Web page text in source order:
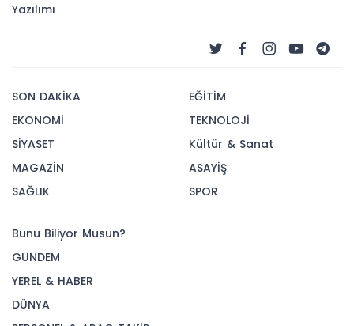
Yazılımı
SON DAKİKA
EKONOMİ
SİYASET
MAGAZİN
SAĞLIK
EĞİTİM
TEKNOLOJİ
Kültür & Sanat
ASAYİŞ
SPOR
Bunu Biliyor Musun?
GÜNDEM
YEREL & HABER
DÜNYA